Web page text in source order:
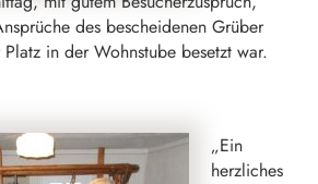
des bescheidenen Grüber
in der Wohnstube besetzt war.
„Ein
herzliches